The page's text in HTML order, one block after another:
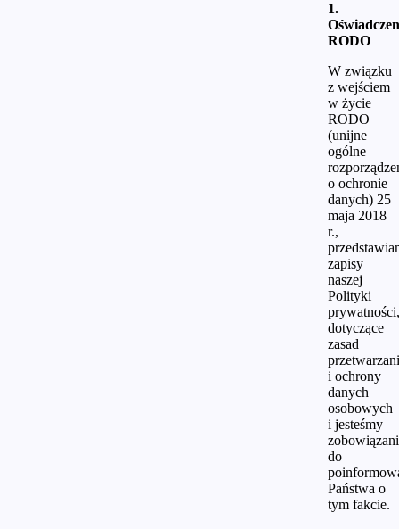
1.
RODO
W związku
z wejściem
w życie
RODO
(unijne
ogólne
o ochronie
danych) 25
maja 2018
r.,
zapisy
naszej
Polityki
prywatności,
dotyczące
zasad
i ochrony
danych
osobowych
i jesteśmy
zobowiązani
do
Państwa o
tym fakcie.